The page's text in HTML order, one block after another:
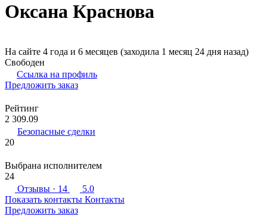
Оксана Краснова
На сайте 4 года и 6 месяцев (заходила 1 месяц 24 дня назад)
Свободен
Ссылка на профиль
Предложить заказ
Рейтинг
2 309.09
Безопасные сделки
20
Выбрана исполнителем
24
Отзывы · 14
5.0
Показать контакты Контакты
Предложить заказ